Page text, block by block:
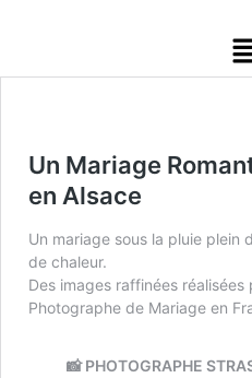
Un Mariage
en Alsace
Un mariage sous la pluie plein
de chaleur.
Des images raffinées réalisées
Photographe de Mariage en
📸 PHOTOGRAPHE